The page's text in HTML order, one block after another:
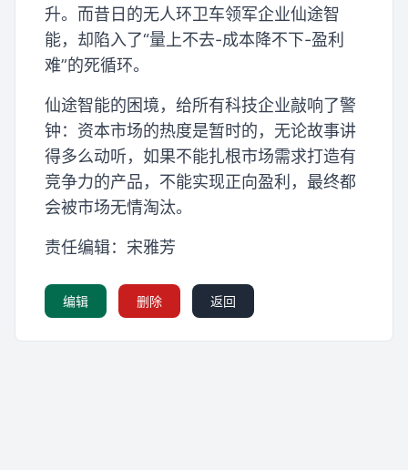
升。而昔日的无人环卫车领军企业仙途智
能，却陷入了“量上不去-成本降不下-盈利
难”的死循环。
仙途智能的困境，给所有科技企业敲响了警
钟：资本市场的热度是暂时的，无论故事讲
得多么动听，如果不能扎根市场需求打造有
竞争力的产品，不能实现正向盈利，最终都
会被市场无情淘汰。
责任编辑：宋雅芳
编辑 删除 返回